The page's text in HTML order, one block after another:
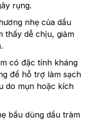
rụng.
nhẹ của dầu
thấy dễ chịu, giảm
có đặc tính kháng
để hỗ trợ làm sạch
do mụn hoặc kích
bầu dùng dầu tràm